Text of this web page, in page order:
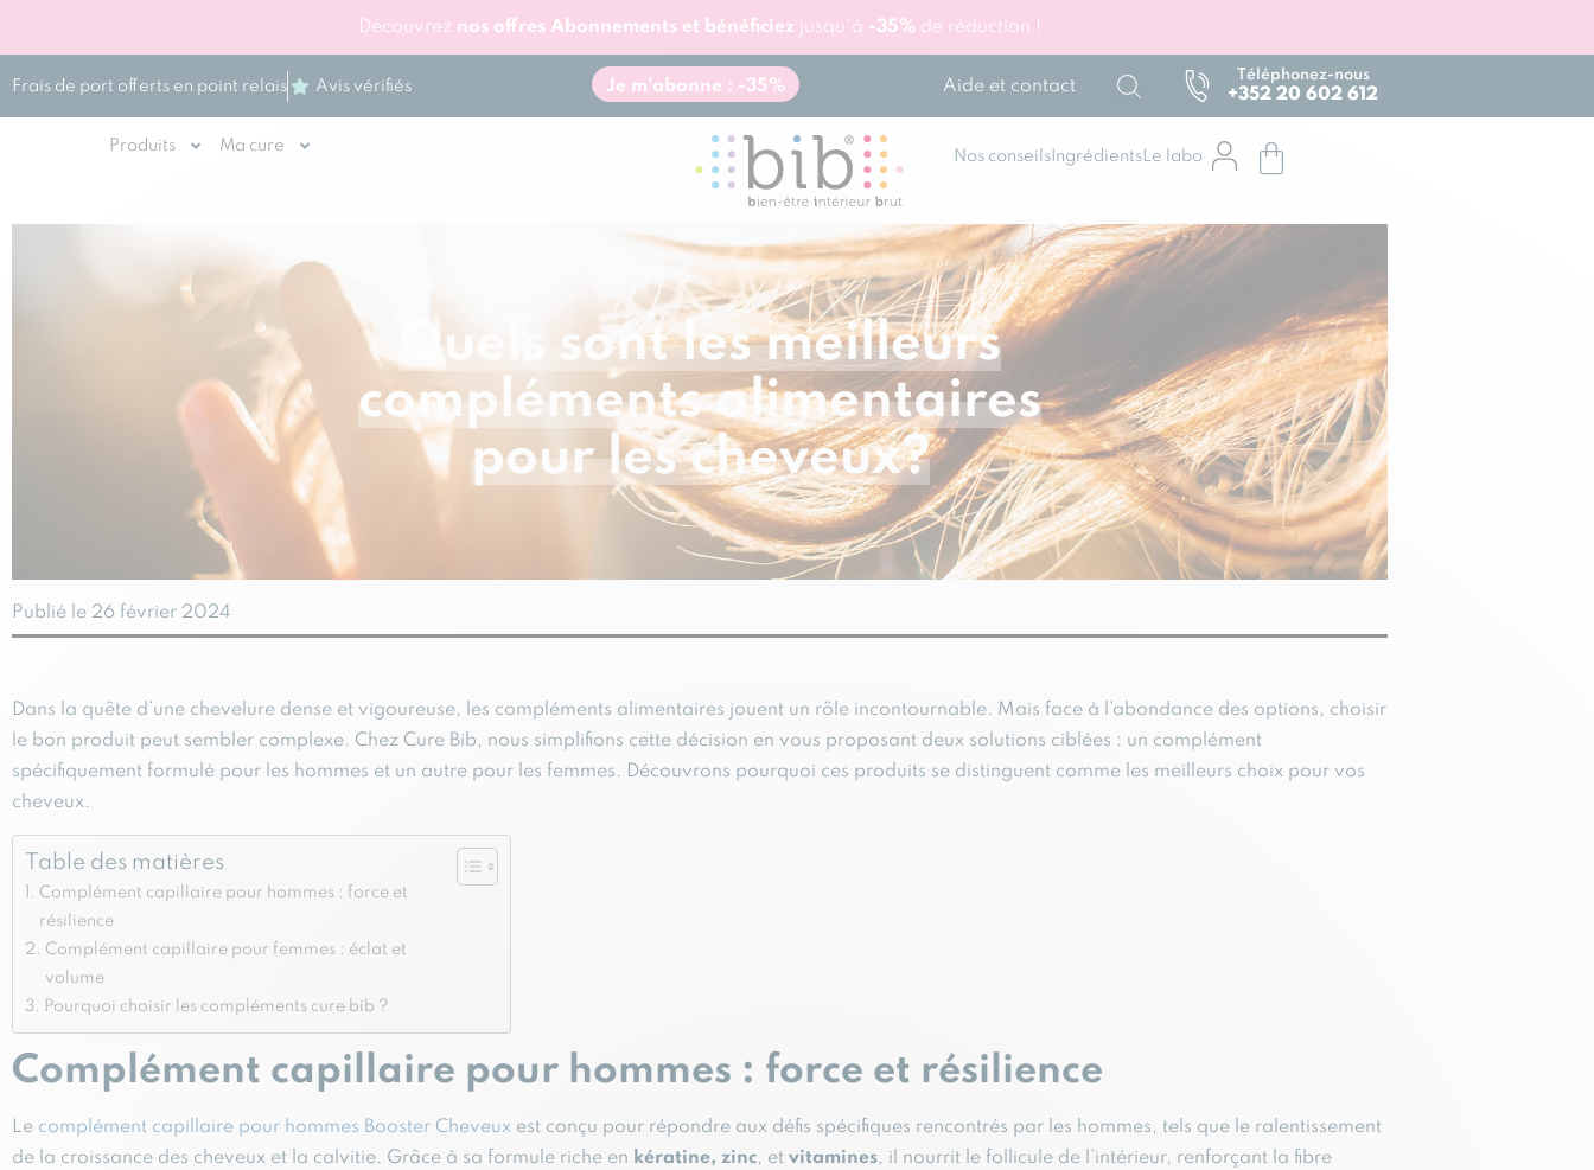
Découvrez nos offres Abonnements et bénéficiez jusqu'à -35% de réduction !
Frais de port offerts en point relais Avis vérifiés Je m'abonne : -35% Aide et contact
Téléphonez-nous
+352 20 602 612
Produits Ma cure
Nos conseilsIngrédientsLe labo
Quels sont les meilleurs
compléments alimentaires
pour les cheveux?
Publié le 26 février 2024
Dans la quête d’une chevelure dense et vigoureuse, les compléments alimentaires jouent un rôle incontournable. Mais face à l’abondance des options, choisir
le bon produit peut sembler complexe. Chez Cure Bib, nous simplifions cette décision en vous proposant deux solutions ciblées : un complément
spécifiquement formulé pour les hommes et un autre pour les femmes. Découvrons pourquoi ces produits se distinguent comme les meilleurs choix pour vos
cheveux.
Table des matières
Complément capillaire pour hommes : force et
résilience
Complément capillaire pour femmes : éclat et
volume
Pourquoi choisir les compléments cure bib ?
Complément capillaire pour hommes : force et résilience
Le complément capillaire pour hommes Booster Cheveux est conçu pour répondre aux défis spécifiques rencontrés par les hommes, tels que le ralentissement
de la croissance des cheveux et la calvitie. Grâce à sa formule riche en kératine, zinc, et vitamines, il nourrit le follicule de l’intérieur, renforçant la fibre